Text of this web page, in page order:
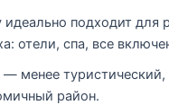
идеально подходит для
отели, спа, все
— менее
район.